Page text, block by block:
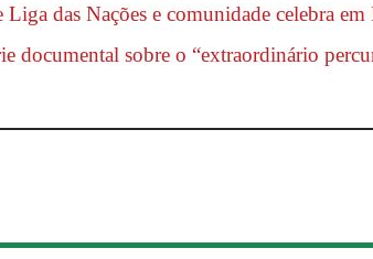
Liga das Nações e comunidade celebra em
documental sobre o “extraordinário